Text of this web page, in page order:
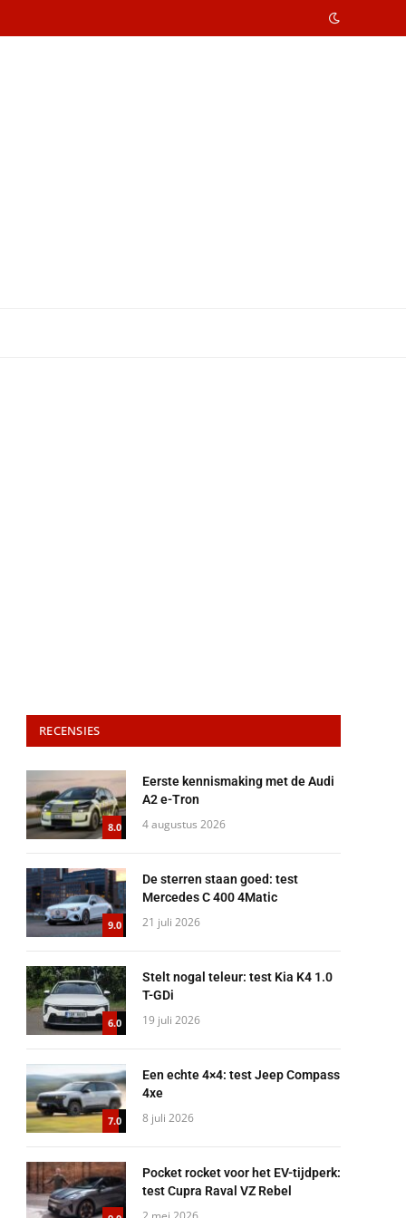
RECENSIES
8.0
Eerste kennismaking met de Audi
A2 e-Tron
4 augustus 2026
9.0
De sterren staan goed: test
Mercedes C 400 4Matic
21 juli 2026
6.0
Stelt nogal teleur: test Kia K4 1.0
T-GDi
19 juli 2026
7.0
Een echte 4×4: test Jeep Compass
4xe
8 juli 2026
Pocket rocket voor het EV-tijdperk:
test Cupra Raval VZ Rebel